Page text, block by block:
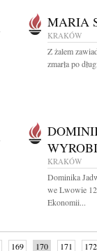
MARIA
KRAKÓW
Z żalem
zmarła po
KRAKÓW
Dominika
we Lwowie
Ekonomii...
169 170 171 172